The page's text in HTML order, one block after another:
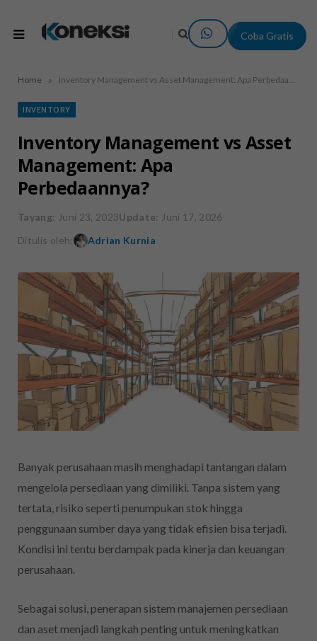
Coba Gratis
Home »
INVENTORY
Inventory Management vs Asset
Management: Apa
Perbedaannya?
Tayang: Juni 23, 2023Update: Juni 17, 2026
Ditulis oleh:
Adrian Kurnia
Banyak perusahaan masih menghadapi tantangan dalam
mengelola persediaan yang dimiliki. Tanpa sistem yang
tertata, risiko seperti penumpukan stok hingga
penggunaan sumber daya yang tidak efisien bisa terjadi.
Kondisi ini tentu berdampak pada kinerja dan keuangan
perusahaan.
Sebagai solusi, penerapan sistem manajemen persediaan
dan aset menjadi langkah penting untuk meningkatkan